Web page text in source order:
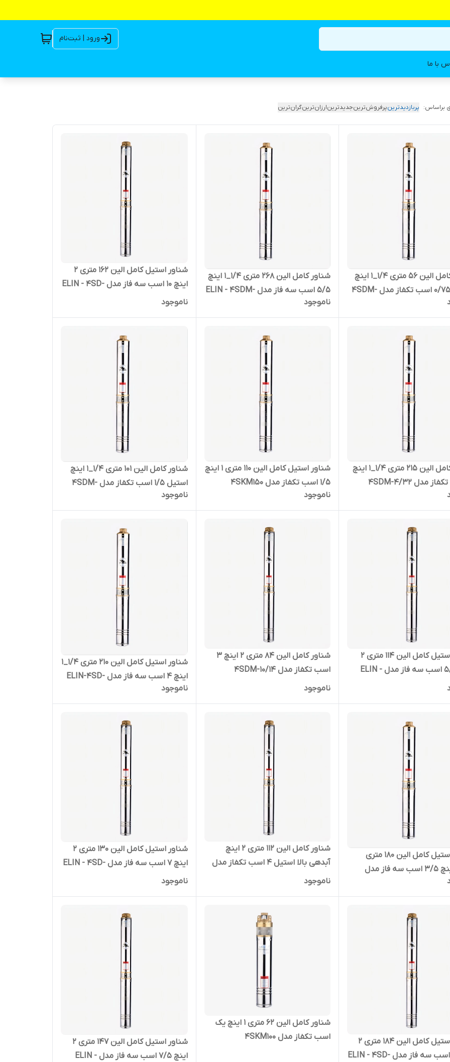
ورود | ثبت‌نام
با ما
براساس: پربازدیدترینپرفروش‌ترینجدیدترینارزان‌ترینگران‌ترین
شناور کامل الین 56 متری 1/4_1 اینچ
استیل 0/75 اسب تکفاز مدل 4SDM-
شناور کامل الین 268 متری 1/4_1 اینچ
5/5 اسب سه فاز مدل ELIN - 4SDM-
4/40
ناموجود
شناور استیل کامل الین 162 متری 2
اینچ 10 اسب سه فاز مدل ELIN - 4SD-
10/30
ناموجود
شناور کامل الین 215 متری 1/4_1 اینچ
شناور استیل کامل الین 110 متری 1 اینچ
1/5 اسب تکفاز مدل 4SKM150
ناموجود
شناور کامل الین 101 متری 1/4_1 اینچ
استیل 1/5 اسب تکفاز مدل 4SDM-
4/14
ناموجود
شناور استیل کامل الین 114 متری 2
اینچ 5/5 اسب سه فاز مدل ELIN -
شناور کامل الین 84 متری 2 اینچ 3
اسب تکفاز مدل 4SDM-10/14
ناموجود
شناور استیل کامل الین 210 متری 1/4_1
اینچ 4 اسب سه فاز مدل ELIN-4SD-
4/32
ناموجود
شناور استیل کامل الین 180 متری
1/4_1 اینچ 3/5 اسب سه فاز مدل
ELIN-
شناور کامل الین ۱۱۲ متری ۲ اینچ
آبدهی بالا استیل ۴ اسب تکفاز مدل
ناموجود
شناور استیل کامل الین 130 متری 2
اینچ 7 اسب سه فاز مدل ELIN - 4SD-
10/24
ناموجود
شناور استیل کامل الین 184 متری 2
اینچ 10 اسب سه فاز مدل ELIN - 4SD-
شناور کامل الین 62 متری 1 اینچ یک
اسب تکفاز مدل 4SKM100
شناور استیل کامل الین 147 متری 2
اینچ 7/5 اسب سه فاز مدل ELIN -